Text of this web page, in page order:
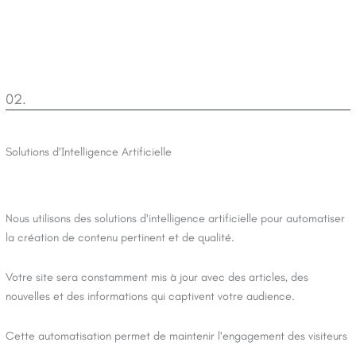
02.
Solutions d'Intelligence Artificielle
Nous utilisons des solutions d'intelligence artificielle pour automatiser
la création de contenu pertinent et de qualité.
Votre site sera constamment mis à jour avec des articles, des
nouvelles et des informations qui captivent votre audience.
Cette automatisation permet de maintenir l'engagement des visiteurs